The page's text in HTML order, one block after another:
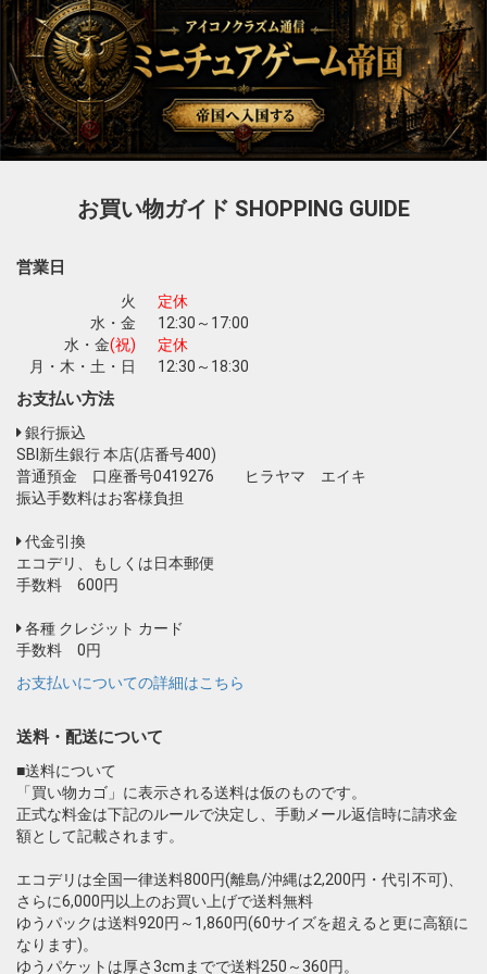
お買い物ガイド SHOPPING GUIDE
営業日
火
定休
水・金
12:30～17:00
水・金(祝)
定休
月・木・土・日
12:30～18:30
お支払い方法
銀行振込
SBI新生銀行 本店(店番号400)
普通預金 口座番号0419276 ヒラヤマ エイキ
振込手数料はお客様負担
代金引換
エコデリ、もしくは日本郵便
手数料 600円
各種 クレジット カード
手数料 0円
お支払いについての詳細はこちら
送料・配送について
■送料について
「買い物カゴ」に表示される送料は仮のものです。
正式な料金は下記のルールで決定し、手動メール返信時に請求金
額として記載されます。
エコデリは全国一律送料800円(離島/沖縄は2,200円・代引不可)、
さらに6,000円以上のお買い上げで送料無料
ゆうパックは送料920円～1,860円(60サイズを超えると更に高額に
なります)。
ゆうパケットは厚さ3cmまでで送料250～360円。